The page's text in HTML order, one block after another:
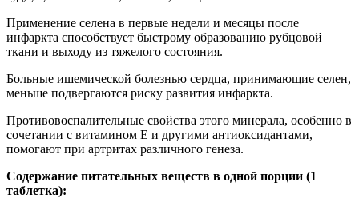
Применение селена в первые недели и месяцы после
инфаркта способствует быстрому образованию рубцовой
ткани и выходу из тяжелого состояния.
Больные ишемической болезнью сердца, принимающие селен,
меньше подвергаются риску развития инфаркта.
Противовоспалительные свойства этого минерала, особенно в
сочетании с витамином Е и другими антиоксидантами,
помогают при артритах различного генеза.
Содержание питательных веществ в одной порции (1
таблетка):